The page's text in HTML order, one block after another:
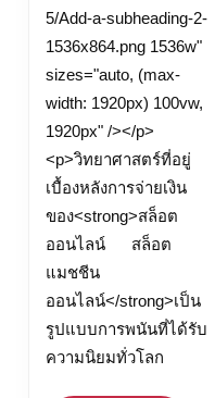
5/Add-a-subheading-2-
1536x864.png 1536w"
sizes="auto, (max-
width: 1920px) 100vw,
1920px" /></p>
<p>วิทยาศาสตร์ที่อยู่
เบื้องหลังการจ่ายเงิน
ของ<strong>สล็อต
ออนไลน์ สล็อต
แมชชีน
ออนไลน์</strong>เป็น
รูปแบบการพนันที่ได้รับ
ความนิยมทั่วโลก